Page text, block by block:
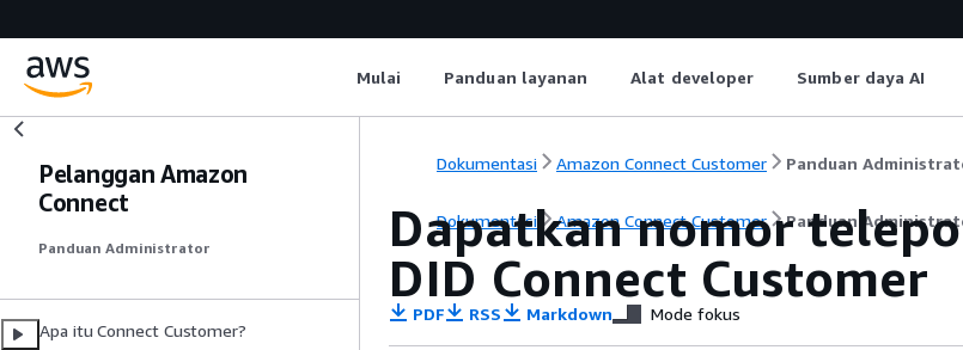
Mulai Panduan layanan Alat developer Sumber daya AI
Pelanggan Amazon
Connect
Panduan Administrator
Apa itu Connect Customer?
Dokumentasi Amazon Connect Customer Panduan
Dokumentasi Amazon Connect Customer Panduan
Dapatkan nomor
DID Connect Customer
PDF RSS Markdown Mode fokus